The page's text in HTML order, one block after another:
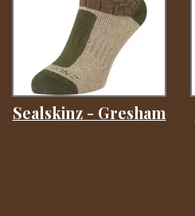
Sealskinz - Gresham